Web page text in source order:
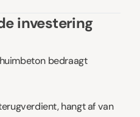
investering
bedraagt
hangt af van